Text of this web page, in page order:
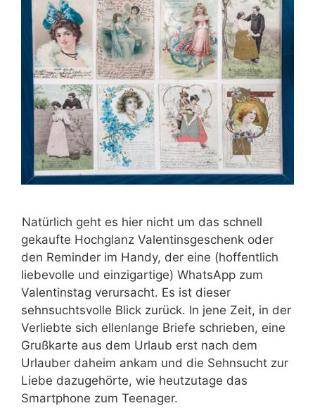
Natürlich geht es hier nicht um das schnell
gekaufte Hochglanz Valentinsgeschenk oder
den Reminder im Handy, der eine (hoffentlich
liebevolle und einzigartige) WhatsApp zum
Valentinstag verursacht. Es ist dieser
sehnsuchtsvolle Blick zurück. In jene Zeit, in der
Verliebte sich ellenlange Briefe schrieben, eine
Grußkarte aus dem Urlaub erst nach dem
Urlauber daheim ankam und die Sehnsucht zur
Liebe dazugehörte, wie heutzutage das
Smartphone zum Teenager.